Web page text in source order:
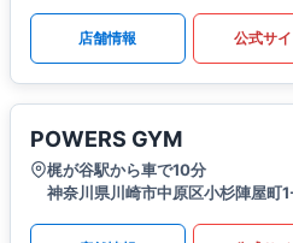
店舗情報 公式サイ
POWERS GYM
梶が谷駅から車で10分
神奈川県川崎市中原区小杉陣屋町